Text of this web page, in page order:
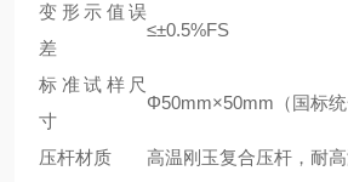
变形示值误
差
≤±0.5%FS
标准试样尺
寸
Φ50mm×50mm（国标统
压杆材质 高温刚玉复合压杆，耐